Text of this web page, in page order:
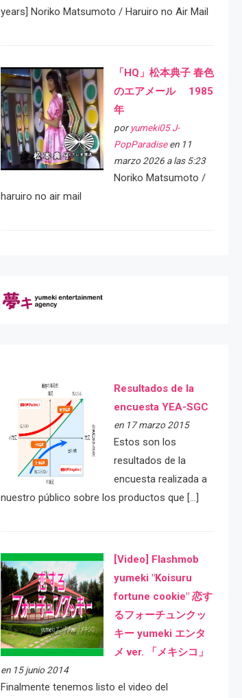
years] Noriko Matsumoto / Haruiro no Air Mail
「HQ」松本典子 春色
のエアメール 1985
年
por yumeki05 J-
PopParadiseen 11
marzo 2026 a las 5:23
Noriko Matsumoto /
haruiro no air mail
Resultados de la
encuesta YEA-SGC
en 17 marzo 2015
Estos son los
resultados de la
encuesta realizada a
nuestro público sobre los productos que […]
[Video] Flashmob
yumeki "Koisuru
fortune cookie" 恋す
るフォーチュンクッ
キー yumeki エンタ
メ ver. 「メキシコ」
en 15 junio 2014
Finalmente tenemos listo el video del